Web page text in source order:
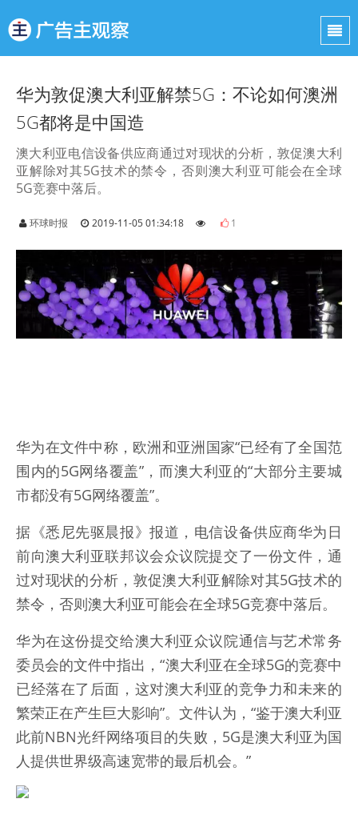
华为敦促澳大利亚解禁5G：不论如何澳洲
5G都将是中国造
澳大利亚电信设备供应商通过对现状的分析，敦促澳大利
亚解除对其5G技术的禁令，否则澳大利亚可能会在全球
5G竞赛中落后。
环球时报 2019-11-05 01:34:18 1
华为在文件中称，欧洲和亚洲国家“已经有了全国范
围内的5G网络覆盖”，而澳大利亚的“大部分主要城
市都没有5G网络覆盖”。
据《悉尼先驱晨报》报道，电信设备供应商华为日
前向澳大利亚联邦议会众议院提交了一份文件，通
过对现状的分析，敦促澳大利亚解除对其5G技术的
禁令，否则澳大利亚可能会在全球5G竞赛中落后。
华为在这份提交给澳大利亚众议院通信与艺术常务
委员会的文件中指出，“澳大利亚在全球5G的竞赛中
已经落在了后面，这对澳大利亚的竞争力和未来的
繁荣正在产生巨大影响”。文件认为，“鉴于澳大利亚
此前NBN光纤网络项目的失败，5G是澳大利亚为国
人提供世界级高速宽带的最后机会。”